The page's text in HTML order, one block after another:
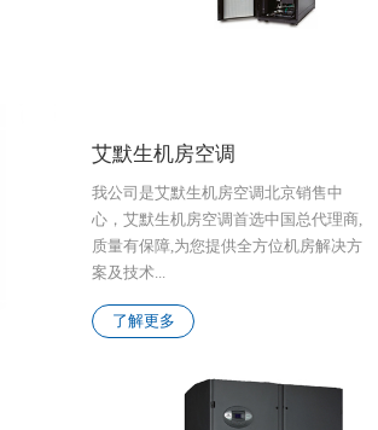
艾默生机房空调
我公司是艾默生机房空调北京销售中
心，艾默生机房空调首选中国总代理商,
质量有保障,为您提供全方位机房解决方
案及技术...
了解更多